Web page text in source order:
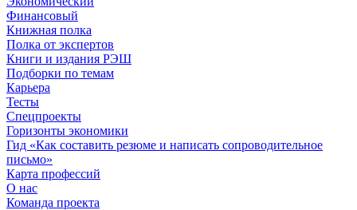
Финансовый
Книжная полка
Полка от экспертов
Книги и издания РЭШ
Подборки по темам
Карьера
Тесты
Спецпроекты
Горизонты экономики
Гид «Как составить резюме и написать сопроводительное
письмо»
Карта профессий
О наc
Команда проекта